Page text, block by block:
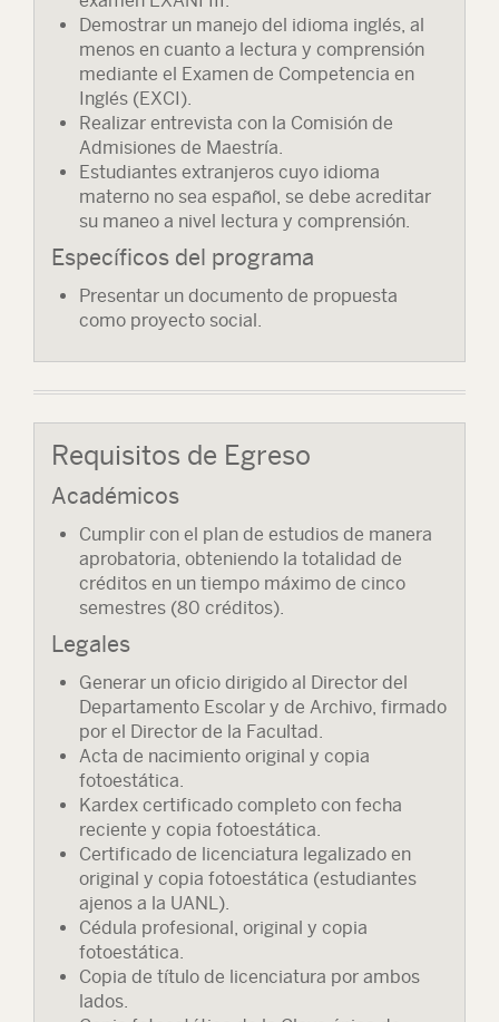
Demostrar un manejo del idioma inglés, al
menos en cuanto a lectura y comprensión
mediante el Examen de Competencia en
Inglés (EXCI).
Realizar entrevista con la Comisión de
Admisiones de Maestría.
Estudiantes extranjeros cuyo idioma
materno no sea español, se debe acreditar
su maneo a nivel lectura y comprensión.
Específicos del programa
Presentar un documento de propuesta
como proyecto social.
Requisitos de Egreso
Académicos
Cumplir con el plan de estudios de manera
aprobatoria, obteniendo la totalidad de
créditos en un tiempo máximo de cinco
semestres (80 créditos).
Legales
Generar un oficio dirigido al Director del
Departamento Escolar y de Archivo, firmado
por el Director de la Facultad.
Acta de nacimiento original y copia
fotoestática.
Kardex certificado completo con fecha
reciente y copia fotoestática.
Certificado de licenciatura legalizado en
original y copia fotoestática (estudiantes
ajenos a la UANL).
Cédula profesional, original y copia
fotoestática.
Copia de título de licenciatura por ambos
lados.